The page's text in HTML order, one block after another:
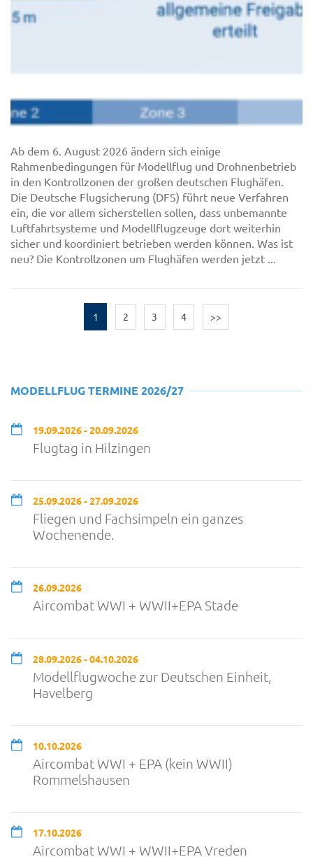
Ab dem 6. August 2026 ändern sich einige
Rahmenbedingungen für Modellflug und Drohnenbetrieb
in den Kontrollzonen der großen deutschen Flughäfen.
Die Deutsche Flugsicherung (DFS) führt neue Verfahren
ein, die vor allem sicherstellen sollen, dass unbemannte
Luftfahrtsysteme und Modellflugzeuge dort weiterhin
sicher und koordiniert betrieben werden können. Was ist
neu? Die Kontrollzonen um Flughäfen werden jetzt ...
1 2 3 4 >>
MODELLFLUG TERMINE 2026/27
19.09.2026 - 20.09.2026
Flugtag in Hilzingen
25.09.2026 - 27.09.2026
Fliegen und Fachsimpeln ein ganzes
Wochenende.
26.09.2026
Aircombat WWI + WWII+EPA Stade
28.09.2026 - 04.10.2026
Modellflugwoche zur Deutschen Einheit,
Havelberg
10.10.2026
Aircombat WWI + EPA (kein WWII)
Rommelshausen
17.10.2026
Aircombat WWI + WWII+EPA Vreden